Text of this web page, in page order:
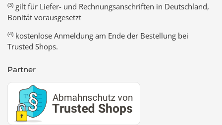
(3) gilt für Liefer- und Rechnungsanschriften in Deutschland,
Bonität vorausgesetzt
(4) kostenlose Anmeldung am Ende der Bestellung bei
Trusted Shops.
Partner